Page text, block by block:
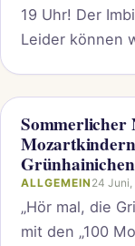
19 Uhr! Der
Leider können
Sommerlicher
ALLGEMEIN 24
„Hör mal, die
mit den „100